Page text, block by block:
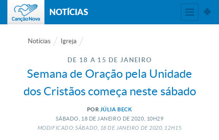
NOTÍCIAS
Notícias Igreja
DE 18 A 15 DE JANEIRO
Semana de Oração pela Unidade
dos Cristãos começa neste sábado
POR JÚLIA BECK
SÁBADO, 18 DE JANEIRO DE 2020, 10H29
MODIFICADO: SÁBADO, 18 DEJANEIRO DE2020, 12H15